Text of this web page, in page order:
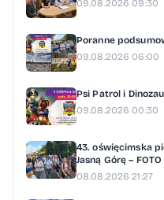
09.08.2026 09:30
Poranne
09.08.2026 06:00
Psi Patrol i
09.08.2026 00:30
43. oświęcimska
Jasną Górę – FOTO
08.08.2026 21:27